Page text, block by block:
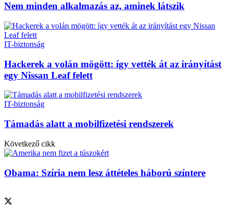
Nem minden alkalmazás az, aminek látszik
IT-biztonság
Hackerek a volán mögött: így vették át az irányítást
egy Nissan Leaf felett
IT-biztonság
Támadás alatt a mobilfizetési rendszerek
Következő cikk
Obama: Szíria nem lesz áttételes háború színtere